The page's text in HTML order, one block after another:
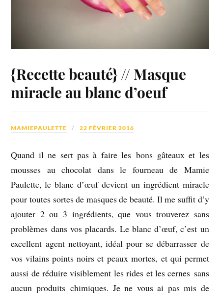
{Recette beauté} // Masque
miracle au blanc d’oeuf
MAMIEPAULETTE 22 FÉVRIER 2016
Quand il ne sert pas à faire les bons gâteaux et les
mousses au chocolat dans le fourneau de Mamie
Paulette, le blanc d’œuf devient un ingrédient miracle
pour toutes sortes de masques de beauté. Il me suffit d’y
ajouter 2 ou 3 ingrédients, que vous trouverez sans
problèmes dans vos placards. Le blanc d’œuf, c’est un
excellent agent nettoyant, idéal pour se débarrasser de
vos vilains points noirs et peaux mortes, et qui permet
aussi de réduire visiblement les rides et les cernes sans
aucun produits chimiques. Je ne vous ai pas mis de